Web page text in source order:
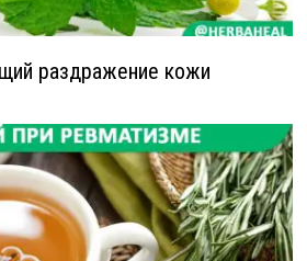
раздражение кожи